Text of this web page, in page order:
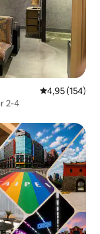
4,95 av 5 i
4,95 (154)
2-4